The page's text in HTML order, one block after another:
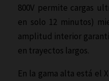
800V permite cargas
en solo 12 minutos)
amplitud interior
en trayectos largos.
En la gama alta está el